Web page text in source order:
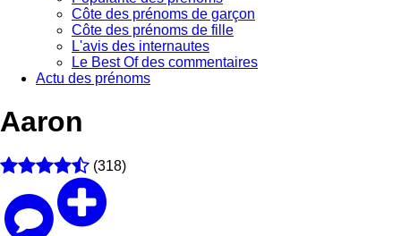
Côte des prénoms de garçon
Côte des prénoms de fille
L'avis des internautes
Le Best Of des commentaires
Actu des prénoms
Aaron
(318)